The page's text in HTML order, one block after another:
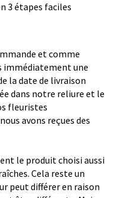
3 étapes faciles
et comme
immédiatement une
la date de livraison
dans notre reliure et le
fleuristes
avons reçues des
le produit choisi aussi
Cela reste un
peut différer en raison